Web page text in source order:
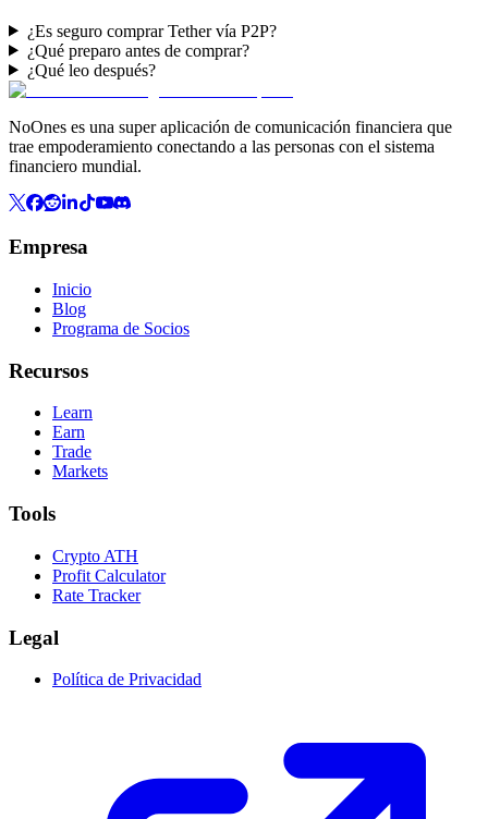
¿Es seguro comprar Tether vía P2P?
¿Qué preparo antes de comprar?
¿Qué leo después?
NoOnes es una super aplicación de comunicación financiera que
trae empoderamiento conectando a las personas con el sistema
financiero mundial.
Empresa
Inicio
Blog
Programa de Socios
Recursos
Learn
Earn
Trade
Markets
Tools
Crypto ATH
Profit Calculator
Rate Tracker
Legal
Política de Privacidad